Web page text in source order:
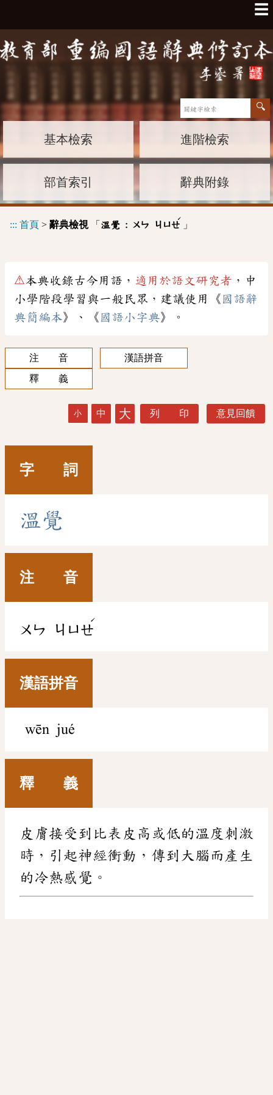
☰
基本檢索 進階檢索
部首索引 辭典附錄
::: 首頁 > 辭典檢視「 溫覺 : ㄨㄣ ㄐㄩㄝ
ˊ
」
⚠本典收錄古今用語， 適用於語文研究者 ，中
小學階段學習與一般民眾，建議使用《 國語辭
典簡編本》、《 國語小字典》。
注 音
漢語拼音
釋 義
小 中 大 列 印 意見回饋
字 詞
溫 覺
注 音
ㄨㄣ ㄐㄩㄝ
ˊ
漢語拼音
wēn jué
釋 義
皮膚接受到比表皮高或低的溫度刺激
時，引起神經衝動，傳到大腦而產生
的冷熱感覺。